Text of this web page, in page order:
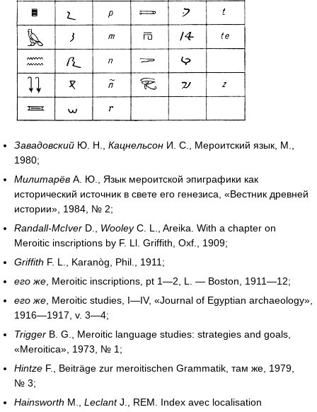
Завадовский Ю. Н., Кацнельсон И. С., Мероитский язык, М.,
1980;
Милитарёв А. Ю., Язык мероитской эпиграфики как
исторический источник в свете его генезиса, «Вестник древней
истории», 1984, № 2;
Randall-McIver D., WooleyC. L., Areika. With a chapter on
Meroitic inscriptions by F. Ll. Griffith, Oxf., 1909;
Griffith F. L., Karanòg, Phil., 1911;
его же Meroitic inscriptions, pt 1—2, L. — Boston, 1911—12;
его же Meroitic studies, I—IV, «Journal of Egyptian archaeology»,
1916—1917, v. 3—4;
Trigger B. G., Meroitic language studies: strategies and goals,
«Meroitica», 1973, № 1;
Hintze F., Beiträge zur meroitischen Grammatik, там же, 1979,
№ 3;
Hainsworth M., LeclantJ., REM. Index avec localisation